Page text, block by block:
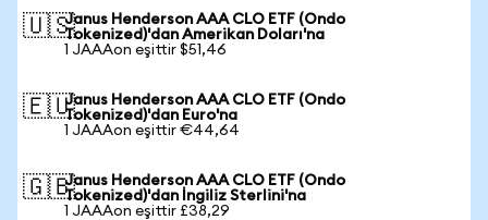
🇺🇸Janus Henderson AAA CLO ETF (Ondo
Tokenized)'dan Amerikan Doları'na
1 JAAAon eşittir $51,46
🇪🇺Janus Henderson AAA CLO ETF (Ondo
Tokenized)'dan Euro'na
1 JAAAon eşittir €44,64
🇬🇧Janus Henderson AAA CLO ETF (Ondo
Tokenized)'dan İngiliz Sterlini'na
1 JAAAon eşittir £38,29